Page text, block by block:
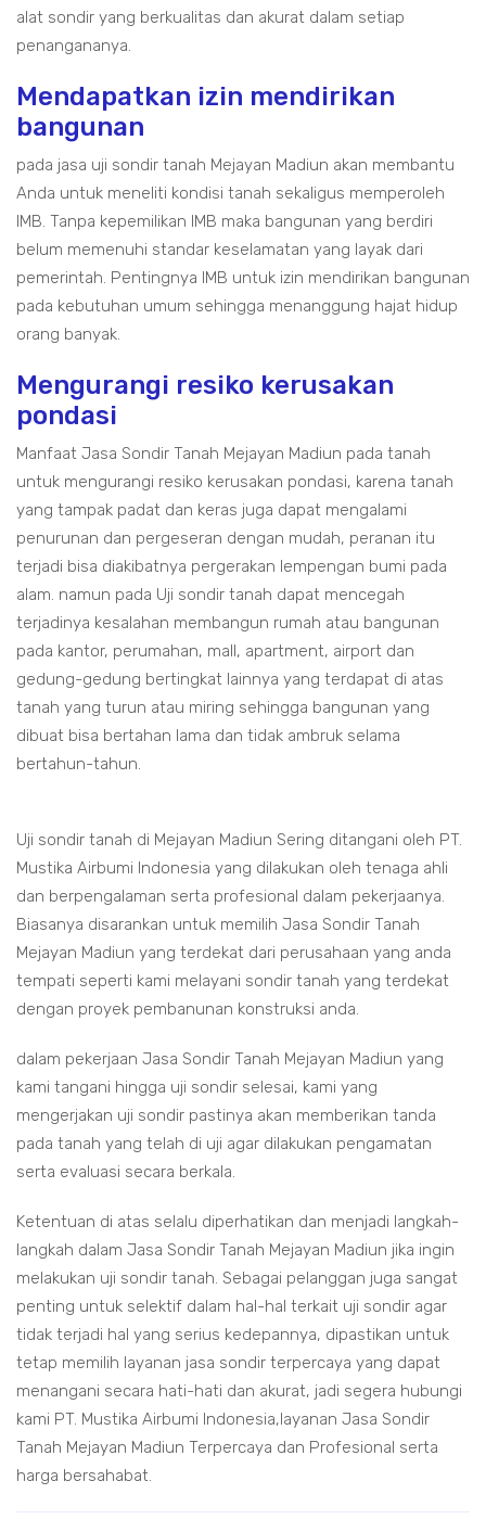
alat sondir yang berkualitas dan akurat dalam setiap
penangananya.
Mendapatkan izin mendirikan
bangunan
pada jasa uji sondir tanah Mejayan Madiun akan membantu
Anda untuk meneliti kondisi tanah sekaligus memperoleh
IMB. Tanpa kepemilikan IMB maka bangunan yang berdiri
belum memenuhi standar keselamatan yang layak dari
pemerintah. Pentingnya IMB untuk izin mendirikan bangunan
pada kebutuhan umum sehingga menanggung hajat hidup
orang banyak.
Mengurangi resiko kerusakan
pondasi
Manfaat Jasa Sondir Tanah Mejayan Madiun pada tanah
untuk mengurangi resiko kerusakan pondasi, karena tanah
yang tampak padat dan keras juga dapat mengalami
penurunan dan pergeseran dengan mudah, peranan itu
terjadi bisa diakibatnya pergerakan lempengan bumi pada
alam. namun pada Uji sondir tanah dapat mencegah
terjadinya kesalahan membangun rumah atau bangunan
pada kantor, perumahan, mall, apartment, airport dan
gedung-gedung bertingkat lainnya yang terdapat di atas
tanah yang turun atau miring sehingga bangunan yang
dibuat bisa bertahan lama dan tidak ambruk selama
bertahun-tahun.
Uji sondir tanah di Mejayan Madiun Sering ditangani oleh PT.
Mustika Airbumi Indonesia yang dilakukan oleh tenaga ahli
dan berpengalaman serta profesional dalam pekerjaanya.
Biasanya disarankan untuk memilih Jasa Sondir Tanah
Mejayan Madiun yang terdekat dari perusahaan yang anda
tempati seperti kami melayani sondir tanah yang terdekat
dengan proyek pembanunan konstruksi anda.
dalam pekerjaan Jasa Sondir Tanah Mejayan Madiun yang
kami tangani hingga uji sondir selesai, kami yang
mengerjakan uji sondir pastinya akan memberikan tanda
pada tanah yang telah di uji agar dilakukan pengamatan
serta evaluasi secara berkala.
Ketentuan di atas selalu diperhatikan dan menjadi langkah-
langkah dalam Jasa Sondir Tanah Mejayan Madiun jika ingin
melakukan uji sondir tanah. Sebagai pelanggan juga sangat
penting untuk selektif dalam hal-hal terkait uji sondir agar
tidak terjadi hal yang serius kedepannya, dipastikan untuk
tetap memilih layanan jasa sondir terpercaya yang dapat
menangani secara hati-hati dan akurat, jadi segera hubungi
kami PT. Mustika Airbumi Indonesia,layanan Jasa Sondir
Tanah Mejayan Madiun Terpercaya dan Profesional serta
harga bersahabat.